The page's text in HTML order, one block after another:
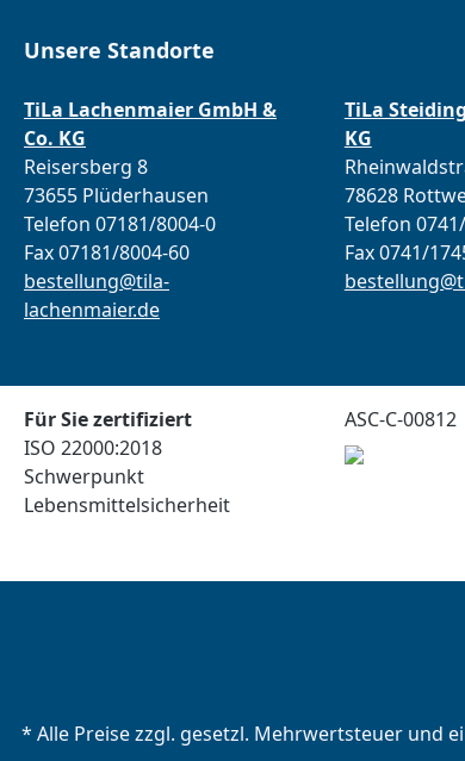
Unsere Standorte
TiLa Lachenmaier GmbH &
Co. KG
Reisersberg 8
73655 Plüderhausen
Telefon 07181/8004-0
Fax 07181/8004-60
bestellung@tila-
lachenmaier.de
TiLa
KG
78628
Telefon
Fax 0741/
Für Sie zertifiziert
ISO 22000:2018
Schwerpunkt
Lebensmittelsicherheit
ASC-C-00812
* Alle Preise zzgl. gesetzl. Mehrwertsteuer und